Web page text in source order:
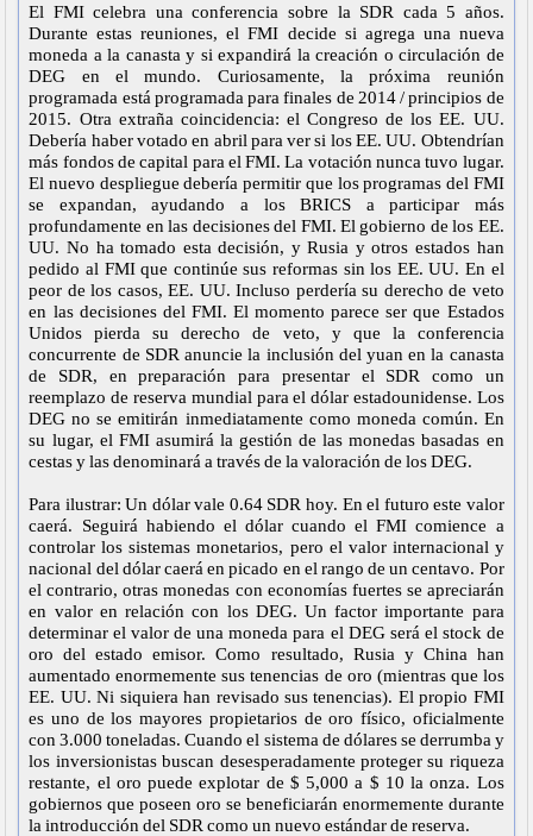
El FMI celebra una conferencia sobre la SDR cada 5 años.
Durante estas reuniones, el FMI decide si agrega una nueva
moneda a la canasta y si expandirá la creación o circulación de
DEG en el mundo. Curiosamente, la próxima reunión
programada está programada para finales de 2014 / principios de
2015. Otra extraña coincidencia: el Congreso de los EE. UU.
Debería haber votado en abril para ver si los EE. UU. Obtendrían
más fondos de capital para el FMI. La votación nunca tuvo lugar.
El nuevo despliegue debería permitir que los programas del FMI
se expandan, ayudando a los BRICS a participar más
profundamente en las decisiones del FMI. El gobierno de los EE.
UU. No ha tomado esta decisión, y Rusia y otros estados han
pedido al FMI que continúe sus reformas sin los EE. UU. En el
peor de los casos, EE. UU. Incluso perdería su derecho de veto
en las decisiones del FMI. El momento parece ser que Estados
Unidos pierda su derecho de veto, y que la conferencia
concurrente de SDR anuncie la inclusión del yuan en la canasta
de SDR, en preparación para presentar el SDR como un
reemplazo de reserva mundial para el dólar estadounidense. Los
DEG no se emitirán inmediatamente como moneda común. En
su lugar, el FMI asumirá la gestión de las monedas basadas en
cestas y las denominará a través de la valoración de los DEG.
Para ilustrar: Un dólar vale 0.64 SDR hoy. En el futuro este valor
caerá. Seguirá habiendo el dólar cuando el FMI comience a
controlar los sistemas monetarios, pero el valor internacional y
nacional del dólar caerá en picado en el rango de un centavo. Por
el contrario, otras monedas con economías fuertes se apreciarán
en valor en relación con los DEG. Un factor importante para
determinar el valor de una moneda para el DEG será el stock de
oro del estado emisor. Como resultado, Rusia y China han
aumentado enormemente sus tenencias de oro (mientras que los
EE. UU. Ni siquiera han revisado sus tenencias). El propio FMI
es uno de los mayores propietarios de oro físico, oficialmente
con 3.000 toneladas. Cuando el sistema de dólares se derrumba y
los inversionistas buscan desesperadamente proteger su riqueza
restante, el oro puede explotar de $ 5,000 a $ 10 la onza. Los
gobiernos que poseen oro se beneficiarán enormemente durante
la introducción del SDR como un nuevo estándar de reserva.